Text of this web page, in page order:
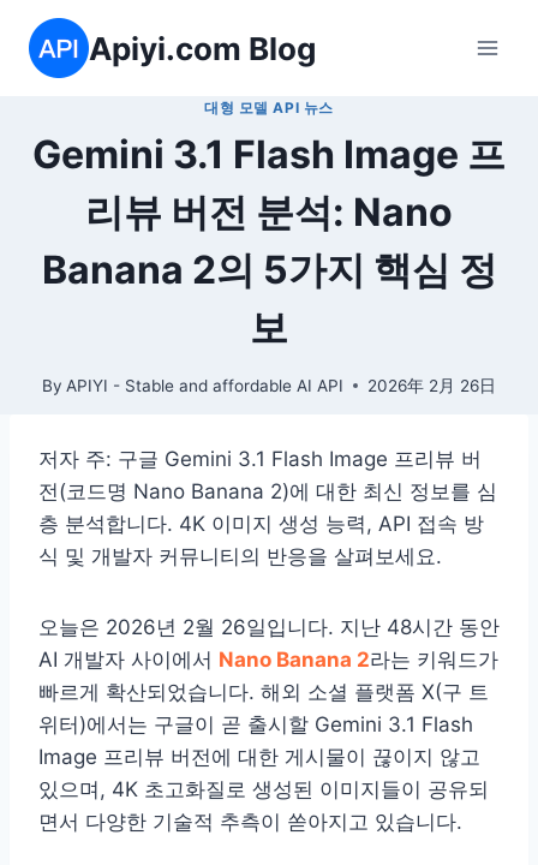
content
Apiyi.com Blog
대형 모델 API 뉴스
Gemini 3.1 Flash Image 프
리뷰 버전 분석: Nano
Banana 2의 5가지 핵심 정
보
By APIYI - Stable and affordable AI API 2026年 2月 26日
저자 주: 구글 Gemini 3.1 Flash Image 프리뷰 버
전(코드명 Nano Banana 2)에 대한 최신 정보를 심
층 분석합니다. 4K 이미지 생성 능력, API 접속 방
식 및 개발자 커뮤니티의 반응을 살펴보세요.
오늘은 2026년 2월 26일입니다. 지난 48시간 동안
AI 개발자 사이에서 Nano Banana 2라는 키워드가
빠르게 확산되었습니다. 해외 소셜 플랫폼 X(구 트
위터)에서는 구글이 곧 출시할 Gemini 3.1 Flash
Image 프리뷰 버전에 대한 게시물이 끊이지 않고
있으며, 4K 초고화질로 생성된 이미지들이 공유되
면서 다양한 기술적 추측이 쏟아지고 있습니다.